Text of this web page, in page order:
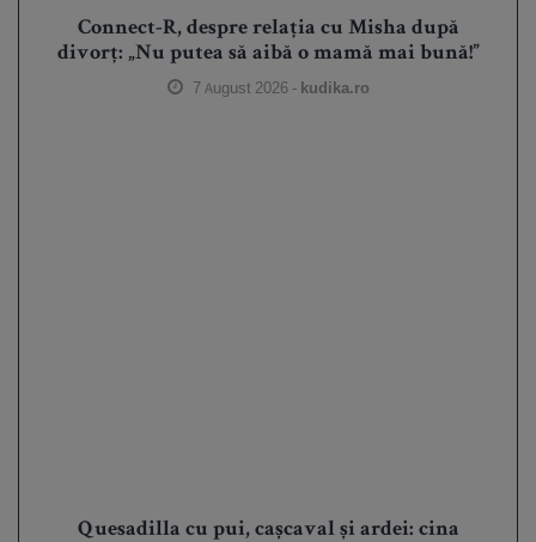
Connect-R, despre relația cu Misha după
divorț: „Nu putea să aibă o mamă mai bună!”
7 August 2026 - kudika.ro
Quesadilla cu pui, cașcaval și ardei: cina